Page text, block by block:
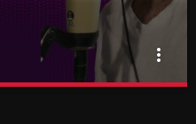
more_vert